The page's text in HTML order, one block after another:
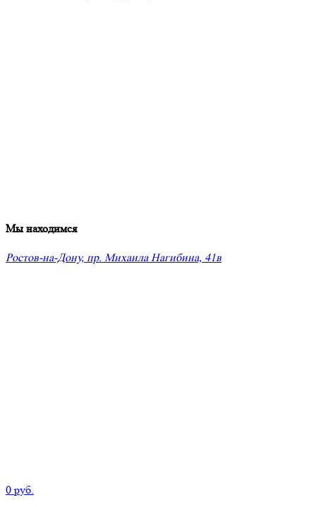
Мы находимся
Ростов-на-Дону, пр. Михаила Нагибина, 41в
0 руб.